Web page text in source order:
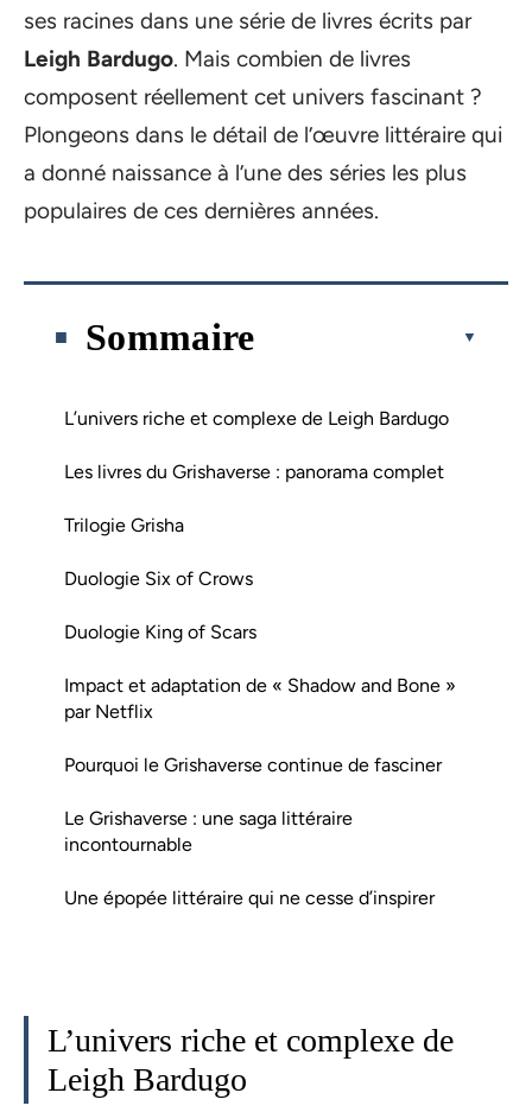
ses racines dans une série de livres écrits par
Leigh Bardugo. Mais combien de livres
composent réellement cet univers fascinant ?
Plongeons dans le détail de l’œuvre littéraire qui
a donné naissance à l’une des séries les plus
populaires de ces dernières années.
Sommaire
L’univers riche et complexe de Leigh Bardugo
Les livres du Grishaverse : panorama complet
Trilogie Grisha
Duologie Six of Crows
Duologie King of Scars
Impact et adaptation de « Shadow and Bone »
par Netflix
Pourquoi le Grishaverse continue de fasciner
Le Grishaverse : une saga littéraire
incontournable
Une épopée littéraire qui ne cesse d’inspirer
L’univers riche et complexe de
Leigh Bardugo